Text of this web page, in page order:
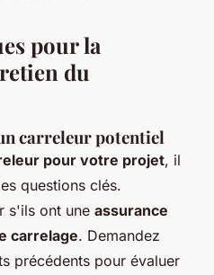
pour la
du
carreleur potentiel
pour votre projet, il
questions clés.
s'ils ont une assurance
carrelage. Demandez
précédents pour évaluer